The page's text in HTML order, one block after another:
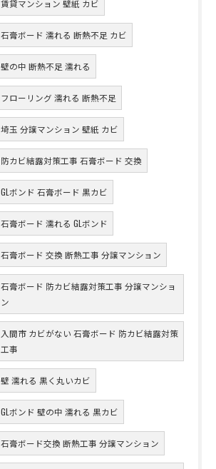
賃貸マンション 壁紙 カビ
石膏ボード 濡れる 断熱不足 カビ
壁の中 断熱不足 濡れる
フローリング 濡れる 断熱不足
埼玉 分譲マンション 壁紙 カビ
防カビ結露対策工事 石膏ボード 交換
GLボンド 石膏ボード 黒カビ
石膏ボード 濡れる GLボンド
石膏ボード 交換 断熱工事 分譲マンション
石膏ボード 防カビ結露対策工事 分譲マンショ
ン
入間市 カビがない 石膏ボード 防カビ結露対策
工事
壁 濡れる 黒く丸いカビ
GLボンド 壁の中 濡れる 黒カビ
石膏ボード交換 断熱工事 分譲マンション